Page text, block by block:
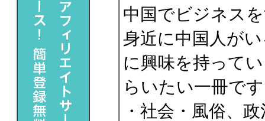
中国でビジネス
身近に中国人が
に興味を持って
らいたい一冊で
・社会・風俗、